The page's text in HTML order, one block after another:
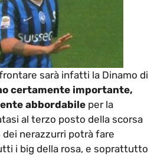
sarà infatti la Dinamo di
certamente importante,
abbordabile per la
al terzo posto della scorsa
dei nerazzurri potrà fare
i big della rosa, e soprattutto